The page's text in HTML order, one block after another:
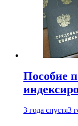
Пособие
3 года спустя3